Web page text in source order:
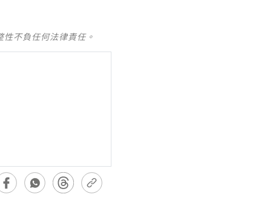
不負任何法律責任。